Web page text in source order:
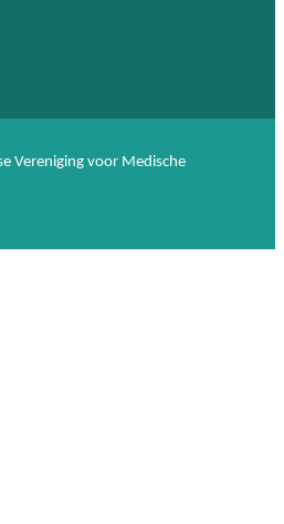
Vereniging voor Medische